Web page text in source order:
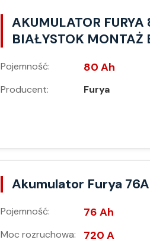
AKUMULATOR
BIAŁYSTOK
Pojemność: 80 Ah
Producent: Furya
Akumulator Furya
Pojemność: 76 Ah
Moc rozruchowa: 720 A